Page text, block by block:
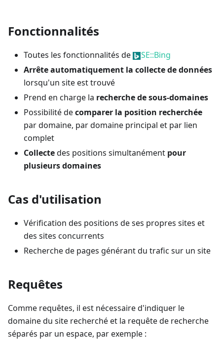
Fonctionnalités
Toutes les fonctionnalités de
SE::Bing
Arrête automatiquement la collecte de données
lorsqu'un site est trouvé
Prend en charge la recherche de sous-domaines
Possibilité decomparer la position recherchée
par domaine, par domaine principal et par lien
complet
Collectedes positions simultanément pour
plusieurs domaines
Cas d'utilisation
Vérification des positions de ses propres sites et
des sites concurrents
Recherche de pages générant du trafic sur un site
Requêtes
Comme requêtes, il est nécessaire d'indiquer le
domaine du site recherché et la requête de recherche
séparés par un espace, par exemple :